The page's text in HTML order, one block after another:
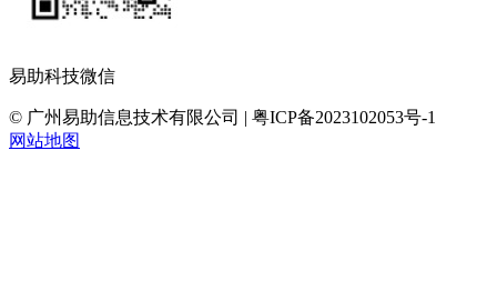
易助科技微信
© 广州易助信息技术有限公司 | 粤ICP备2023102053号-1
网站地图